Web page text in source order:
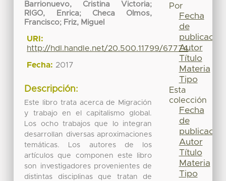
Barrionuevo, Cristina Victoria;
RIGO, Enrica; Checa Olmos,
Francisco; Friz, Miguel
URI:
http://hdl.handle.net/20.500.11799/67774
Fecha: 2017
Descripción:
Este libro trata acerca de Migración
y trabajo en el capitalismo global.
Los ocho trabajos que lo integran
desarrollan diversas aproximaciones
temáticas. Los autores de los
artículos que componen este libro
son investigadores provenientes de
distintas disciplinas que tratan de
Por
Fecha
de
publicación
Autor
Título
Materia
Tipo
Esta
colección
Fecha
de
publicación
Autor
Título
Materia
Tipo